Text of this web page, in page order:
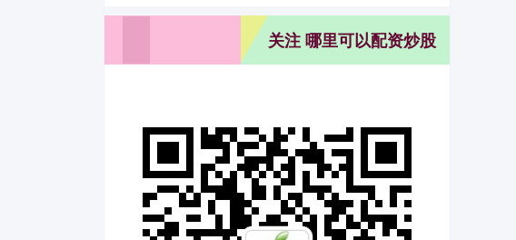
关注 哪里可以配资炒股